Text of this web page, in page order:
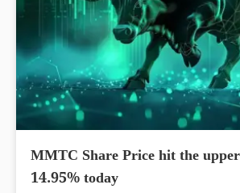
MMTC Share Price hit the
14.95% today